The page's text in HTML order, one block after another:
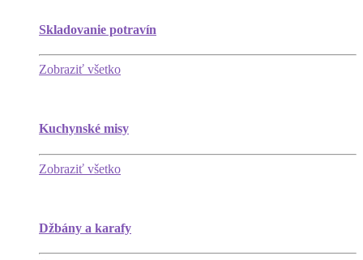
Skladovanie potravín
Zobraziť všetko
Kuchynské misy
Zobraziť všetko
Džbány a karafy